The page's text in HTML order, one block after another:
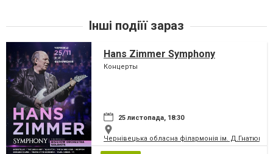
Інші подіїї зараз
Hans Zimmer Symphony
Концерты
25 листопада, 18:30
Чернівецька обласна філармонія ім. Д.Гнатюка